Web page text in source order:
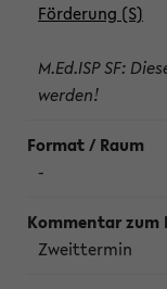
Förderung (S)
M.Ed.ISP SF:
werden!
-
Zweittermin